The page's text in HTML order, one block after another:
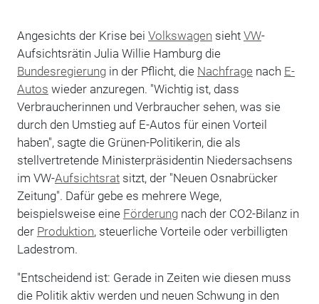
Angesichts der Krise bei Volkswagen sieht VW-
Aufsichtsrätin Julia Willie Hamburg die
Bundesregierungin der Pflicht, die Nachfrage nach E-
Autos wieder anzuregen. "Wichtig ist, dass
Verbraucherinnen und Verbraucher sehen, was sie
durch den Umstieg auf E-Autos für einen Vorteil
haben", sagte die Grünen-Politikerin, die als
stellvertretende Ministerpräsidentin Niedersachsens
im VW-Aufsichtsratsitzt, der "Neuen Osnabrücker
Zeitung". Dafür gebe es mehrere Wege,
beispielsweise eine Förderungnach der CO2-Bilanz in
der Produktion, steuerliche Vorteile oder verbilligten
Ladestrom.
"Entscheidend ist: Gerade in Zeiten wie diesen muss
die Politik aktiv werden und neuen Schwung in den